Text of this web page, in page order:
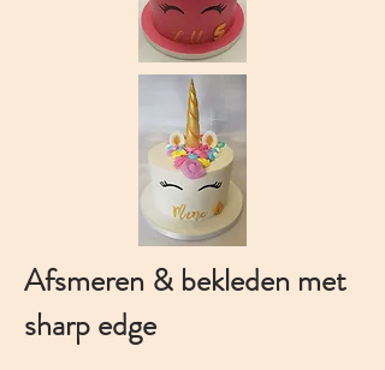
Afsmeren & bekleden met
sharp edge